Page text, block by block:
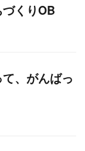
くりOB
、がんばっ